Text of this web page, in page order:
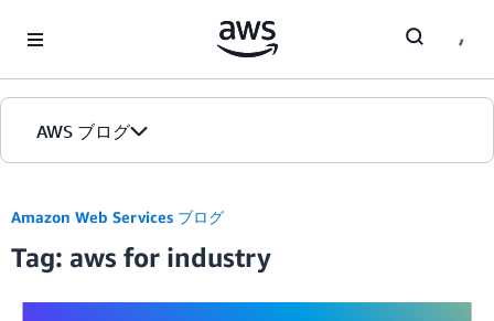
AWS ブログ
カテゴリ
エディション
Amazon Web Services ブログ
Tag: aws for industry